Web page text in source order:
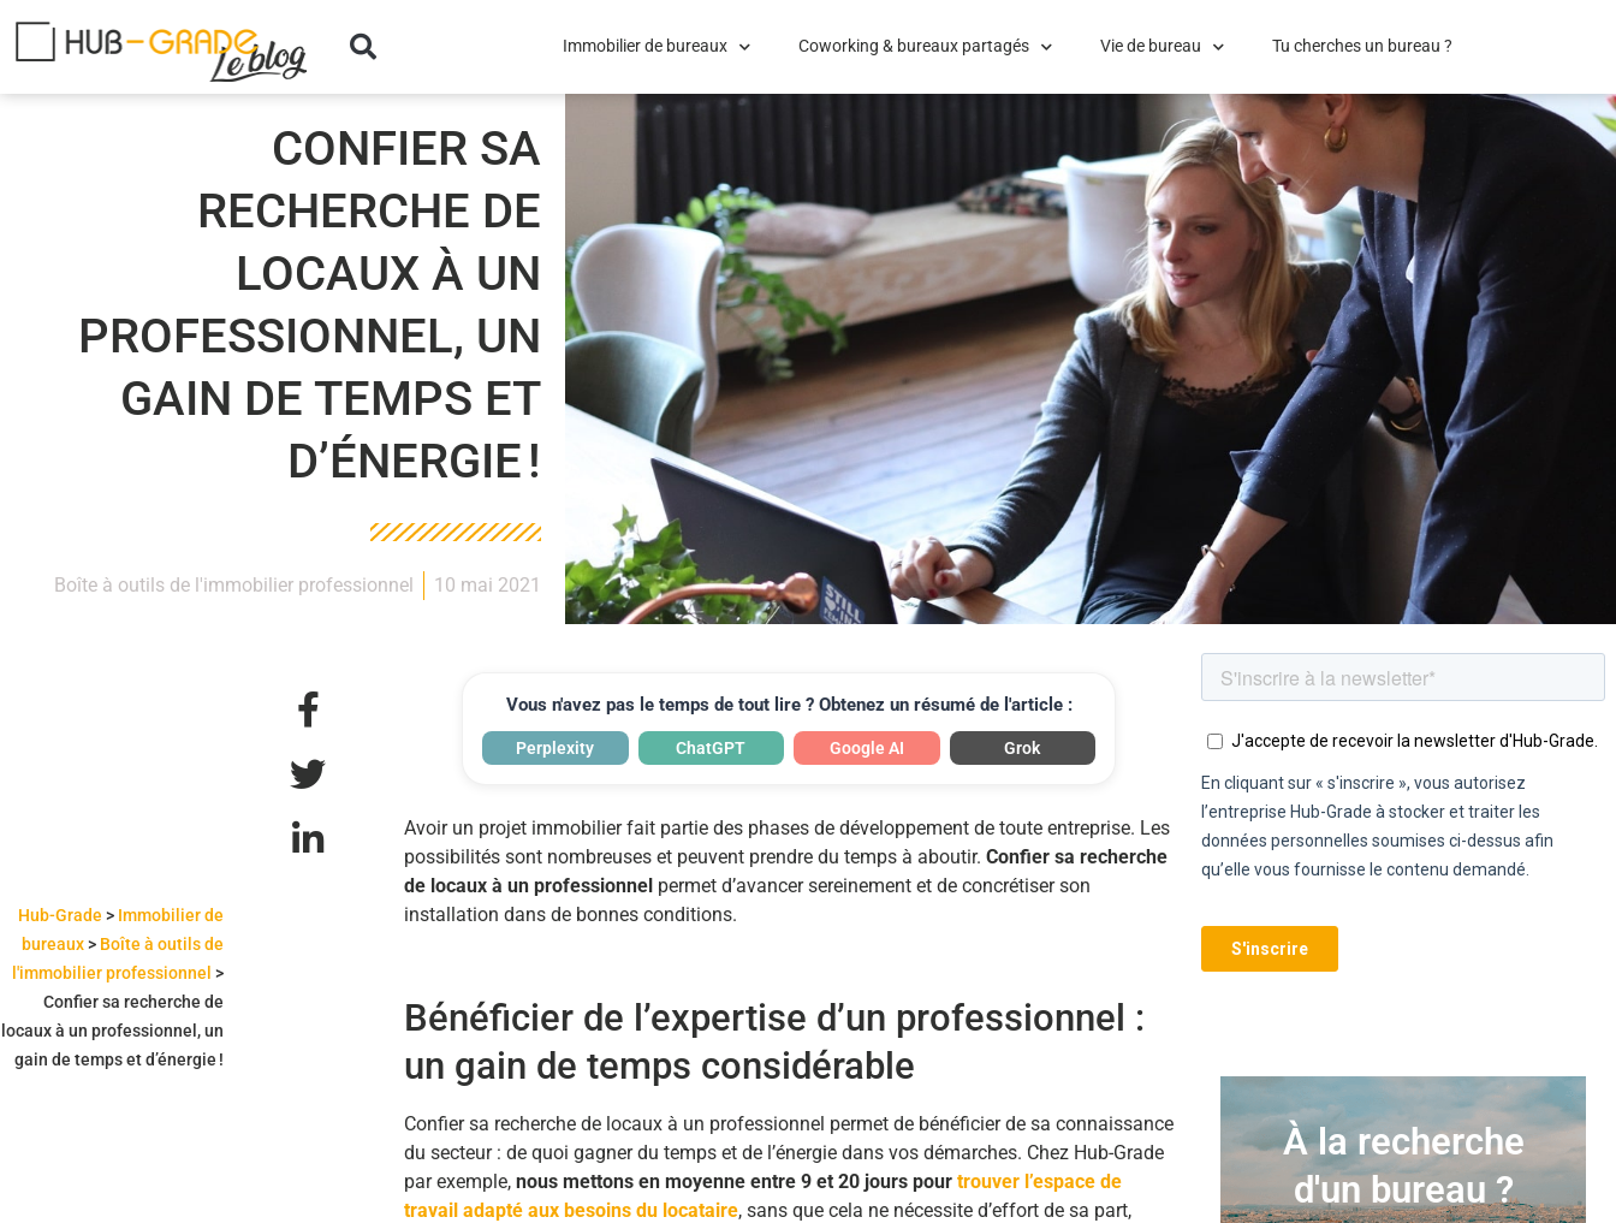
Immobilier de bureaux Coworking & bureaux partagés Vie de bureau Tu cherches un bureau ?
CONFIER SA
RECHERCHE DE
LOCAUX À UN
PROFESSIONNEL, UN
GAIN DE TEMPS ET
D’ÉNERGIE !
Boîte à outils de l'immobilier professionnel 10 mai 2021
Hub-Grade > Immobilier de
bureaux> Boîte à outils de
l'immobilier professionnel >
Confier sa recherche de
locaux à un professionnel, un
gain de temps et d’énergie !
Vous n'avez pas le temps de tout lire ? Obtenez un résumé de l'article :
Perplexity ChatGPT Google AI Grok
Avoir un projet immobilier fait partie des phases de développement de toute entreprise. Les
possibilités sont nombreuses et peuvent prendre du temps à aboutir. Confier sa recherche
de locaux à un professionnel permet d’avancer sereinement et de concrétiser son
installation dans de bonnes conditions.
Bénéficier de l’expertise d’un professionnel :
un gain de temps considérable
Confier sa recherche de locaux à un professionnel permet de bénéficier de sa connaissance
du secteur : de quoi gagner du temps et de l’énergie dans vos démarches. Chez Hub-Grade
par exemple, nous mettons en moyenne entre 9 et 20 jours pour trouver l’espace de
travail adapté aux besoins du locataire, sans que cela ne nécessite d’effort de sa part,
À la recherche
d'un bureau ?